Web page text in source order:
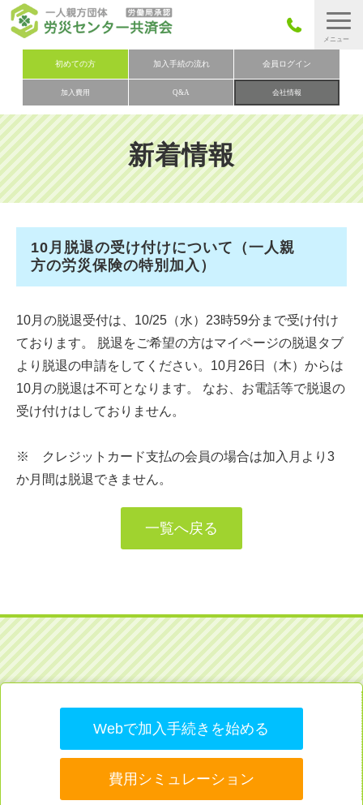
初めての方 加入手続の流れ 会員ログイン
加入費用 Q&A 会社情報
労災保険とは
労災保険の取りまとめ
労災保険加入手続きの流れ
加入費用
加入申込み
お問い合わせ
新着情報
10月脱退の受け付けについて（一人親
方の労災保険の特別加入）
10月の脱退受付は、10/25（水）23時59分まで受け付け
ております。 脱退をご希望の方はマイページの脱退タブ
より脱退の申請をしてください。10月26日（木）からは
10月の脱退は不可となります。 なお、お電話等で脱退の
受け付けはしておりません。
※ クレジットカード支払の会員の場合は加入月より3
か月間は脱退できません。
一覧へ戻る
Webで加入手続きを始める
費用シミュレーション